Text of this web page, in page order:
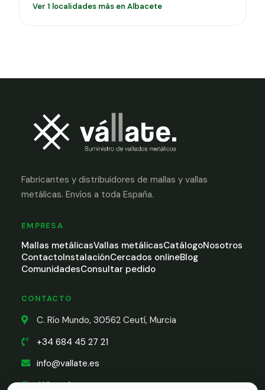
Ver 1 localidades más en Albacete
Fabricantes y distribuidores de mallas y vallas
metálicas. Envíos a toda España.
EMPRESA
Mallas metálicasVallas metálicasCatálogoNosotros
ContactoInstalaciónCercados onlineBlog
ComunidadesConsultar pedido
CONTACTO
C. Río Mundo, 30562 Ceutí, Murcia
+34 684 45 27 21
info@vallate.es
WhatsApp